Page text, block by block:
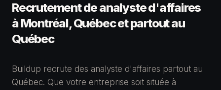
Recrutement de analyste d'affaires
à Montréal, Québec et partout au
Québec
Buildup recrute des analyste d'affaires partout au
Québec. Que votre entreprise soit située à